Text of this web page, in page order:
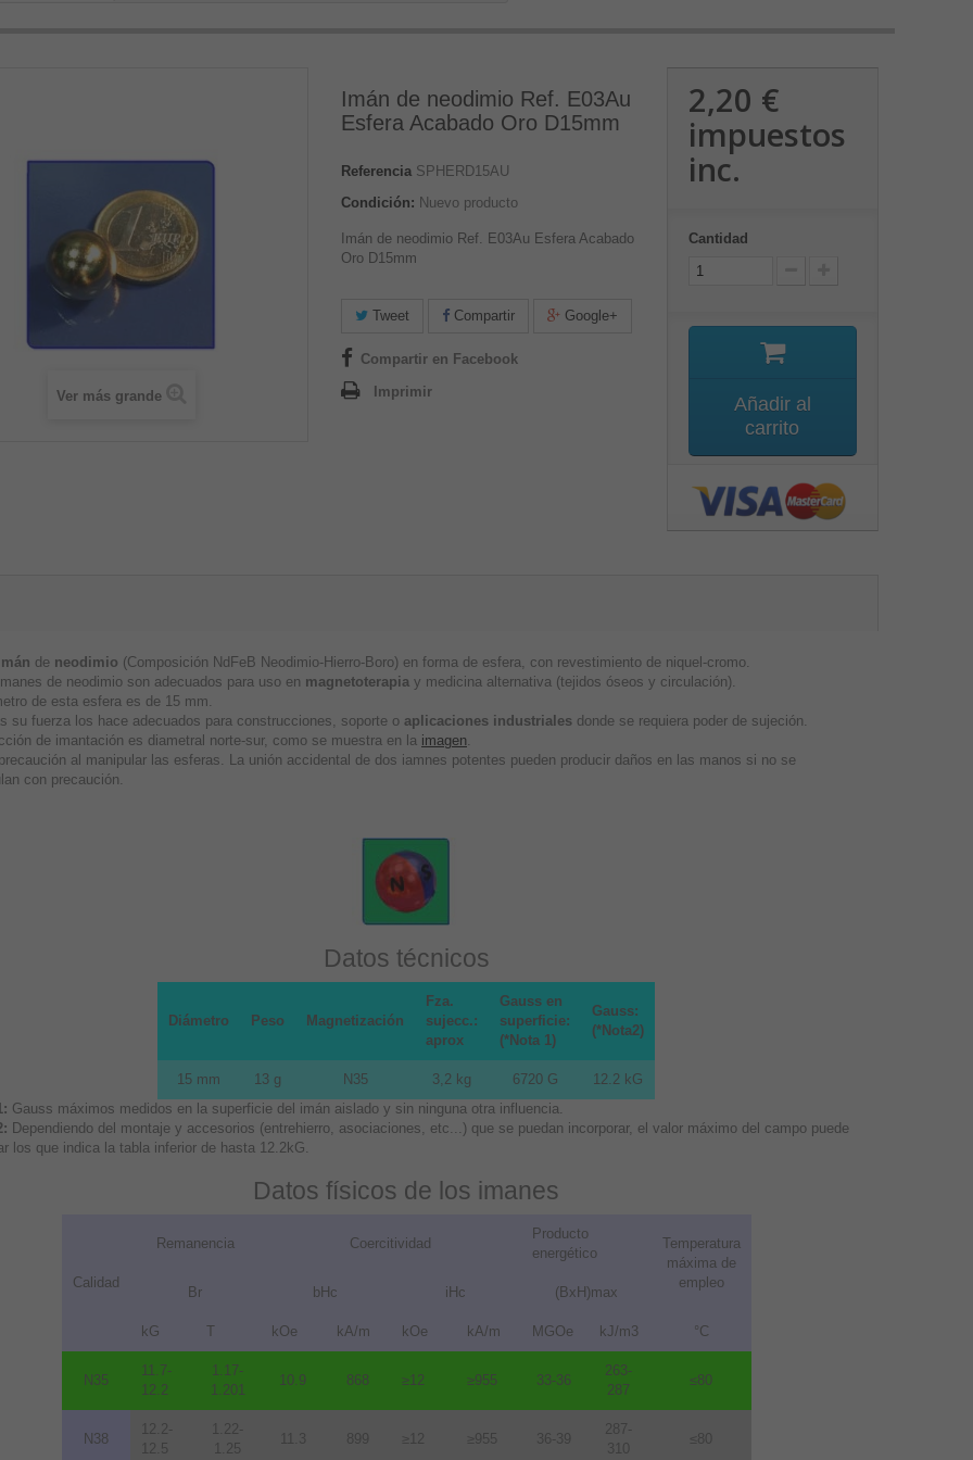
Ver más grande
Imán de neodimio Ref. E03Au
Esfera Acabado Oro D15mm
Referencia SPHERD15AU
Condición: Nuevo producto
Imán de neodimio Ref. E03Au Esfera Acabado
Oro D15mm
Tweet Compartir Google+
Compartir en Facebook
Imprimir
2,20 €
impuestos
inc.
Cantidad
Añadir al
carrito
de neodimio (Composición NdFeB Neodimio-Hierro-Boro) en forma de esfera, con revestimiento de niquel-cromo.
de neodimio son adecuados para uso en magnetoterapia y medicina alternativa (tejidos óseos y circulación).
de esta esfera es de 15 mm.
su fuerza los hace adecuados para construcciones, soporte o aplicaciones industriales donde se requiera poder de sujeción.
de imantación es diametral norte-sur, como se muestra en la imagen
al manipular las esferas. La unión accidental de dos iamnes potentes pueden producir daños en las manos si no se
con precaución.
Datos técnicos
Diámetro Peso Magnetización
Fza.
sujecc.:
aprox
Gauss en
superficie:
(*Nota 1)
Gauss:
(*Nota2)
15 mm 13 g N35 3,2 kg 6720 G
12.2 kG
Gauss máximos medidos en la superficie del imán aislado y sin ninguna otra influencia.
Dependiendo del montaje y accesorios (entrehierro, asociaciones, etc...) que se puedan incorporar, el valor máximo del campo puede
los que indica la tabla inferior de hasta 12.2kG.
Datos físicos de los imanes
Calidad
Remanencia Coercitividad
Producto
energético
Temperatura
máxima de
empleo
Br bHc iHc (BxH)max
kG T kOe kA/m kOe kA/m MGOe kJ/m3 °C
N35
11.7-
12.2
1.17-
1.201
10.9 868 ≥12 ≥955 33-36
263-
287
≤80
N38
12.2-
12.5
1.22-
1.25
11.3 899 ≥12 ≥955 36-39
287-
310
≤80